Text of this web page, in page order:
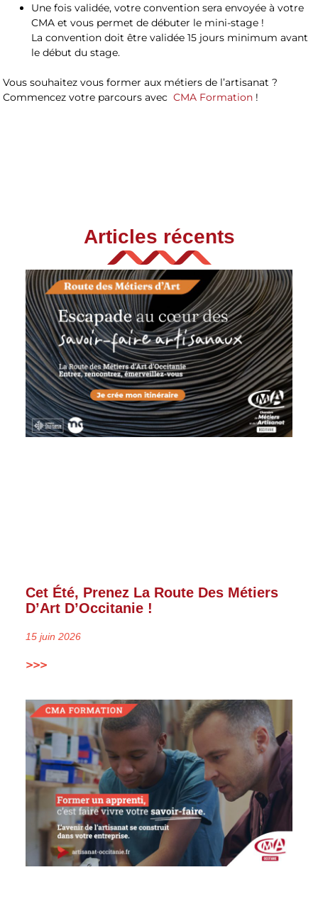
Une fois validée, votre convention sera envoyée à votre
CMA et vous permet de débuter le mini-stage !
La convention doit être validée 15 jours minimum avant
le début du stage.
Vous souhaitez vous former aux métiers de l’artisanat ?
Commencez votre parcours avecCMA Formation !
Articles récents
Cet Été, Prenez La Route Des Métiers
D’Art D’Occitanie !
15 juin 2026
>>>